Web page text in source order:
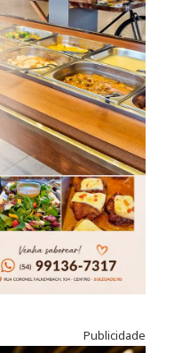
Publicidade